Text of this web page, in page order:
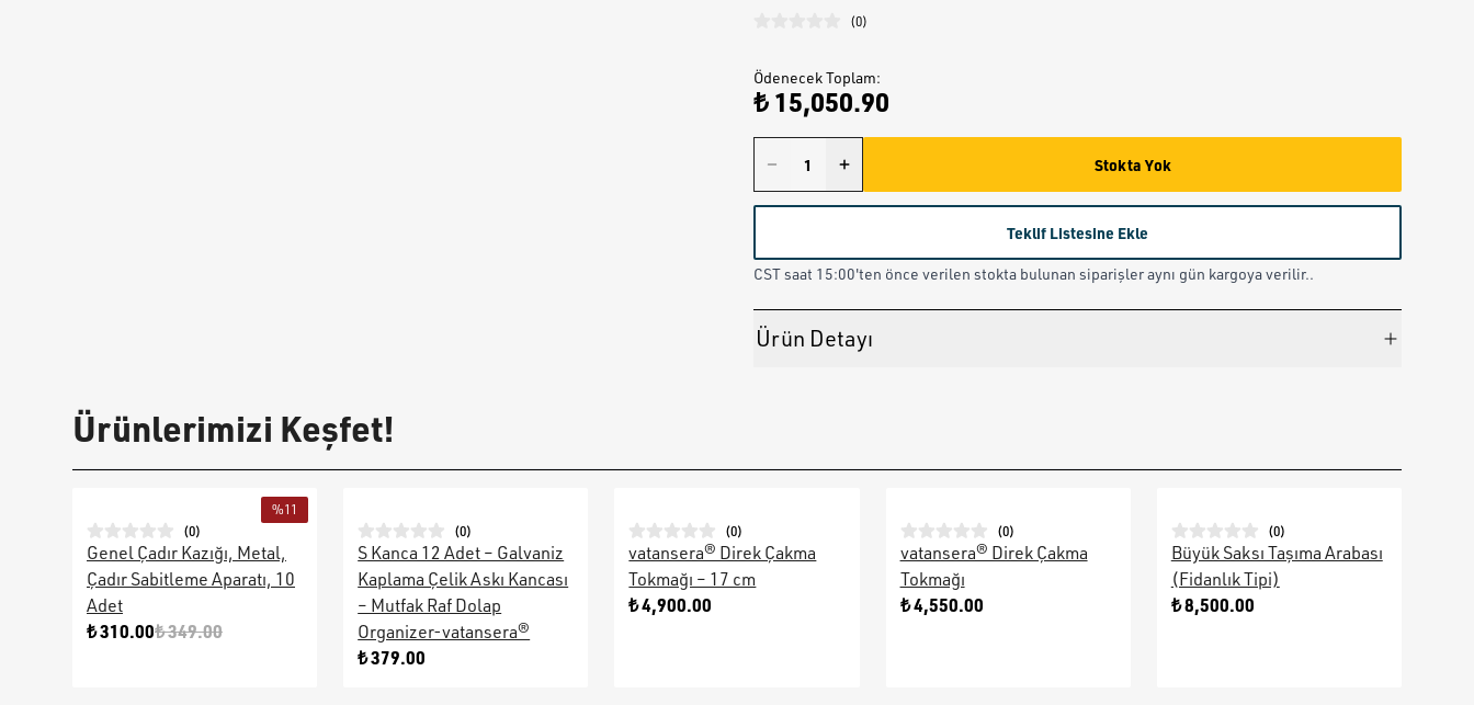
(0)
Ödenecek Toplam:
₺ 15,050.90
Stokta Yok
Teklif Listesine Ekle
CST saat 15:00'ten önce verilen stokta bulunan siparişler aynı gün kargoya verilir..
Ürün Detayı
Ürünlerimizi Keşfet!
%11
(0)
Genel Çadır Kazığı, Metal,
Çadır Sabitleme Aparatı, 10
Adet
₺ 310.00₺ 349.00
(0)
S Kanca 12 Adet – Galvaniz
Kaplama Çelik Askı Kancası
– Mutfak Raf Dolap
Organizer-vatansera®
₺ 379.00
(0)
vatansera® Direk Çakma
Tokmağı – 17 cm
₺ 4,900.00
(0)
vatansera® Direk Çakma
Tokmağı
₺ 4,550.00
(0)
Büyük Saksı Taşıma Arabası
(Fidanlık Tipi)
₺ 8,500.00